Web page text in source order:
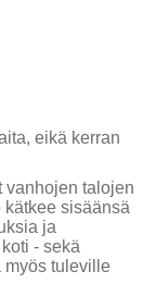
eikä kerran
vanhojen talojen
sisäänsä
ja
- sekä
myös tuleville